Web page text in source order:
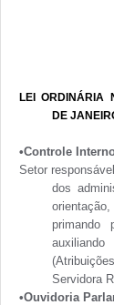
LEI ORDINÁRIA
DE
•Controle
Setor
dos
primando
Servidora
•Ouvidoria